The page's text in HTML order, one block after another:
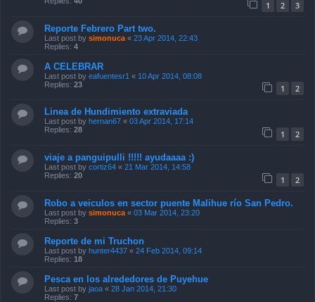
1 2 3
Reporte Febrero Part two.
Last post by simonuca « 23 Apr 2014, 22:43
Replies: 4
A CELEBRAR
Last post by eafuentesr1 « 10 Apr 2014, 08:08
Replies: 23 1 2
Linea de Hundimiento extraviada
Last post by hernan67 « 03 Apr 2014, 17:14
Replies: 28 1 2
viaje a panguipulli !!!!! ayudaaaa :)
Last post by cortiz64 « 21 Mar 2014, 14:58
Replies: 20 1 2
Robo a veiculos en sector puente Malihue río San Pedro.
Last post by simonuca « 03 Mar 2014, 23:20
Replies: 3
Reporte de mi Truchon
Last post by hunter4437 « 24 Feb 2014, 09:14
Replies: 18
Pesca en los alrededores de Puyehue
Last post by jaoa « 28 Jan 2014, 21:30
Replies: 7